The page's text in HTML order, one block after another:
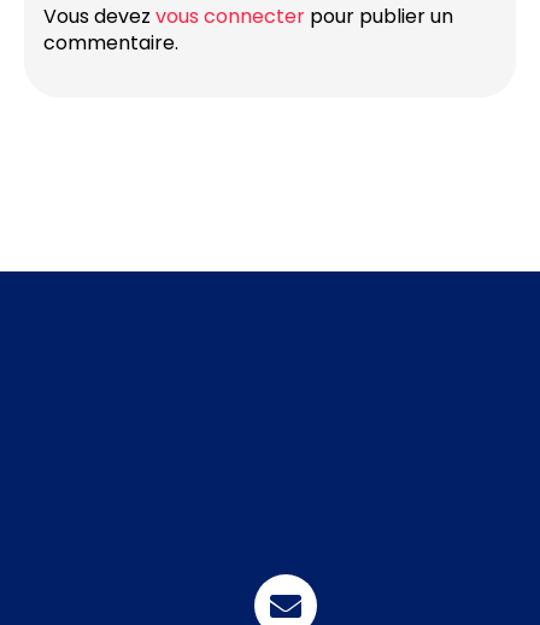
Vous devez vous connecter pour publier un
commentaire.